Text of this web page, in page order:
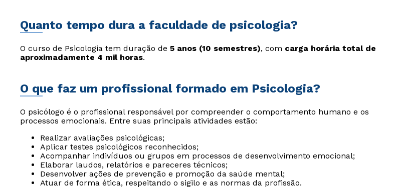
Quanto tempo dura a faculdade de psicologia?
O curso de Psicologia tem duração de 5 anos (10 semestres), com carga horária total de
aproximadamente 4 mil horas.
O que faz um profissional formado em Psicologia?
O psicólogo é o profissional responsável por compreender o comportamento humano e os
processos emocionais. Entre suas principais atividades estão:
Realizar avaliações psicológicas;
Aplicar testes psicológicos reconhecidos;
Acompanhar indivíduos ou grupos em processos de desenvolvimento emocional;
Elaborar laudos, relatórios e pareceres técnicos;
Desenvolver ações de prevenção e promoção da saúde mental;
Atuar de forma ética, respeitando o sigilo e as normas da profissão.